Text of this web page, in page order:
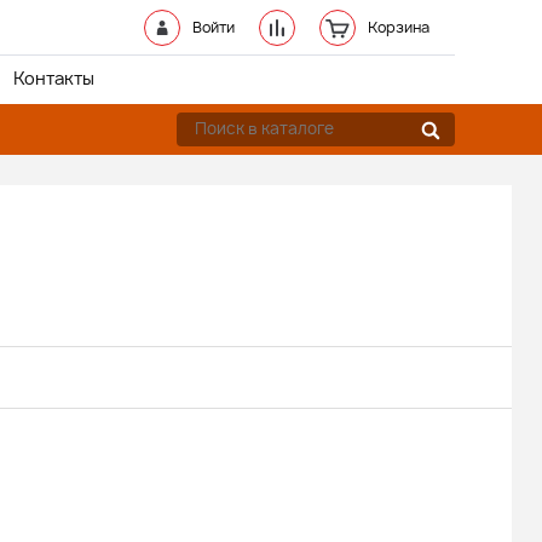
Войти Корзина
Контакты